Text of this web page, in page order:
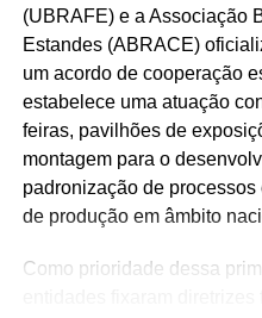
Com aposta em
BUENO comemora 27
BTO+ promove Happy
entrega de kits com
funcionários em Home
(UBRAFE) e a Associação
Estandes (ABRACE)
um acordo de cooperação
estabelece uma atuação
feiras, pavilhões de
montagem para o
padronização de
de produção em âmbito
Como prioridade dessa